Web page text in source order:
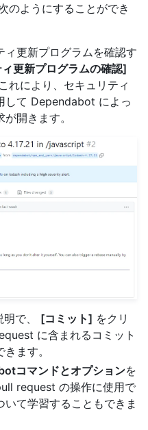
のようにすることができ
ィ更新プログラムを確認す
更新プログラムの確認]
れにより、セキュリティ
して Dependabot によっ
開きます。
で、 [コミット] をクリ
に含まれるコミット
ます。
コマンドとオプションを
request の操作に使用で
いて学習することもできま